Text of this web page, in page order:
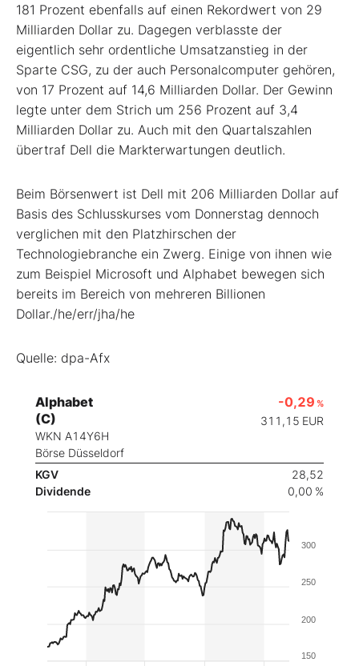
181 Prozent ebenfalls auf einen Rekordwert von 29
Milliarden Dollar zu. Dagegen verblasste der
eigentlich sehr ordentliche Umsatzanstieg in der
Sparte CSG, zu der auch Personalcomputer gehören,
von 17 Prozent auf 14,6 Milliarden Dollar. Der Gewinn
legte unter dem Strich um 256 Prozent auf 3,4
Milliarden Dollar zu. Auch mit den Quartalszahlen
übertraf Dell die Markterwartungen deutlich.
Beim Börsenwert ist Dell mit 206 Milliarden Dollar auf
Basis des Schlusskurses vom Donnerstag dennoch
verglichen mit den Platzhirschen der
Technologiebranche ein Zwerg. Einige von ihnen wie
zum Beispiel Microsoft und Alphabet bewegen sich
bereits im Bereich von mehreren Billionen
Dollar./he/err/jha/he
Quelle: dpa-Afx
Alphabet
(C)
WKN A14Y6H
Börse Düsseldorf
-0,29 %
311,15 EUR
KGV
28,52
Dividende
0,00 %
150
200
250
300